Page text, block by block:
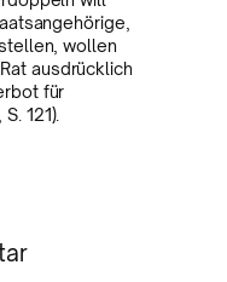
wollen
ausdrücklich
für
121).